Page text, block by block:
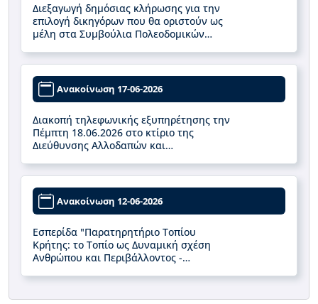
Διεξαγωγή δημόσιας κλήρωσης για την
επιλογή δικηγόρων που θα οριστούν ως
μέλη στα Συμβούλια Πολεοδομικών
Ανακοίνωση 17-06-2026
Διακοπή τηλεφωνικής εξυπηρέτησης την
Πέμπτη 18.06.2026 στο κτίριο της
Διεύθυνσης Αλλοδαπών και
Ανακοίνωση 12-06-2026
Εσπερίδα "Παρατηρητήριο Τοπίου
Κρήτης: το Τοπίο ως Δυναμική σχέση
Ανθρώπου και Περιβάλλοντος -
Χαρτογράφησης Τοπίου" την Παρασκευή
19 Ιουνίου 2026, ώρα 17.30-21.00, στο